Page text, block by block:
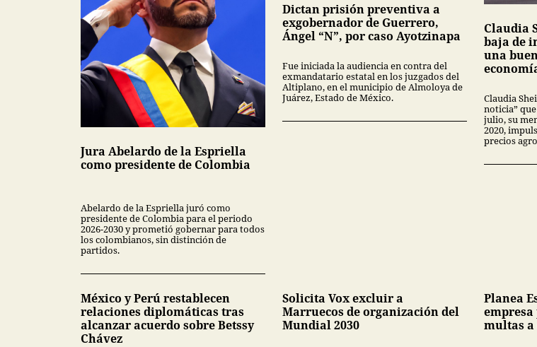
Jura Abelardo de la Espriella
como presidente de Colombia
Abelardo de la Espriella juró como
presidente de Colombia para el periodo
2026-2030 y prometió gobernar para todos
los colombianos, sin distinción de
partidos.
Dictan prisión preventiva a
exgobernador de Guerrero,
Ángel “N”, por caso Ayotzinapa
Fue iniciada la audiencia en contra del
exmandatario estatal en los juzgados del
Altiplano, en el municipio de Almoloya de
Juárez, Estado de México.
Claudia
baja de
una
Claudia
noticia”
julio, su
2020,
precios
México y Perú restablecen
relaciones diplomáticas tras
alcanzar acuerdo sobre Betssy
Chávez
Solicita Vox excluir a
Marruecos de organización del
Mundial 2030
Planea
multas a